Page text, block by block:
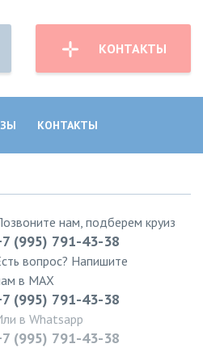
КОНТАКТЫ
КОНТАКТЫ
нам, подберем круиз
(995) 791-43-38
вопрос? Напишите
в MAX
(995) 791-43-38
в Whatsapp
(995) 791-43-38